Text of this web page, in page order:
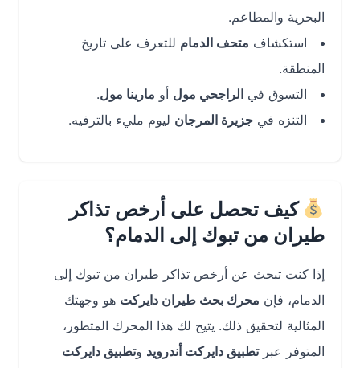
البحرية والمطاعم.
استكشافمتحف الدمامللتعرف على تاريخ
المنطقة.
التسوق فيالراجحي مول أومارينا مول.
التنزه في جزيرة المرجانليوم مليء بالترفيه.
كيف تحصل على أرخص تذاكر
طيران من تبوك إلى الدمام؟
إذا كنت تبحث عن أرخص تذاكر طيران من تبوك إلى
الدمام، فإنمحرك بحث طيران دايركتهو وجهتك
المثالية لتحقيق ذلك. يتيح لك هذا المحرك المتطور،
المتوفر عبرتطبيق دايركت أندرويدوتطبيق دايركت